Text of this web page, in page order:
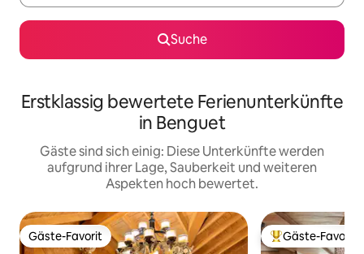
Suche
Erstklassig bewertete Ferienunterkünfte
in Benguet
Gäste sind sich einig: Diese Unterkünfte werden
aufgrund ihrer Lage, Sauberkeit und weiteren
Aspekten hoch bewertet.
Gäste-Favorit
Gäste-Favorit Beliebter Gäste-
Gäste-Favorit